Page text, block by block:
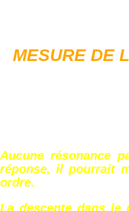
MESURE DE
Aucune résonance
réponse, il pourrait
ordre.
La descente dans le